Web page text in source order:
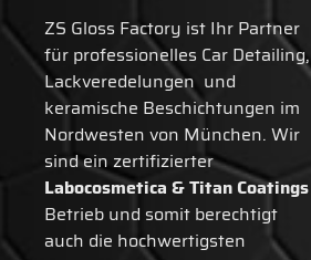
ZS Gloss Factory ist Ihr Partner
für professionelles Car Detailing,
Lackveredelungen und
keramische Beschichtungen im
Nordwesten von München. Wir
sind ein zertifizierter
Labocosmetica & Titan Coatings
Betrieb und somit berechtigt
auch die hochwertigsten